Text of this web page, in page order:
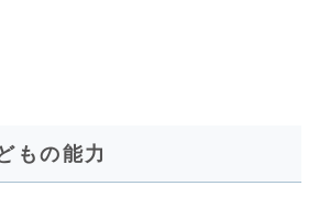
もの能力